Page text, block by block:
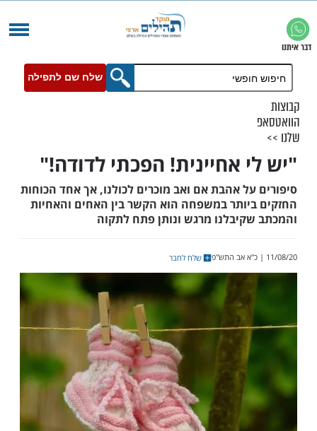
שלח שם לתפילה
אחיינית! הפכתי לדודה!"
במשפחה הוא הקשר בין האחים והאחיות
מרגש ונותן פתח לתקוה
שלח לחבר